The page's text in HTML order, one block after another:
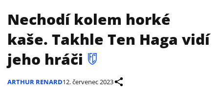
Nechodí kolem horké
kaše. Takhle Ten Haga vidí
jeho hráči
ARTHUR RENARD12. červenec 2023